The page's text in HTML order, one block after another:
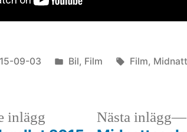
09-03
Publicerat
Bil, Film Etiketter:
Film,
inlägg FöregåendeNästa inlägg